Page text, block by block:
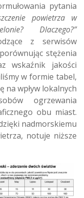
pytania
powietrza w
Dlaczego?”
z serwisów
stężenia
wskaźnik jakości
w formie tabel,
na wpływ lokalnych
ogrzewania
obu miast.
nadmorskiemu
notuje niższe